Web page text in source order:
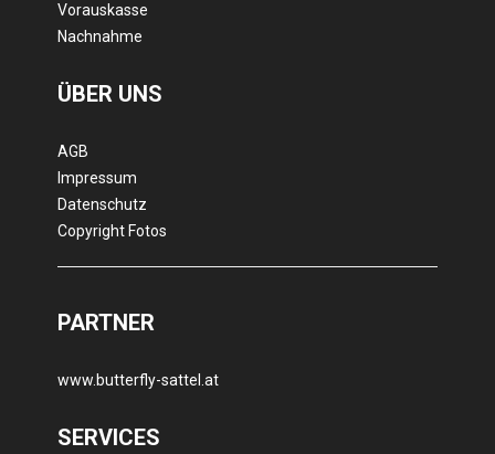
Vorauskasse
Nachnahme
ÜBER UNS
AGB
Impressum
Datenschutz
Copyright Fotos
PARTNER
www.butterfly-sattel.at
SERVICES